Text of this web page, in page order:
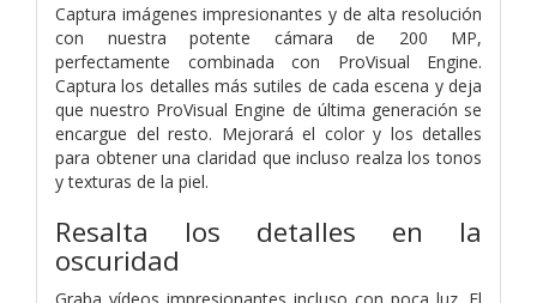
Captura imágenes impresionantes y de alta resolución
con nuestra potente cámara de 200 MP,
perfectamente combinada con ProVisual Engine.
Captura los detalles más sutiles de cada escena y deja
que nuestro ProVisual Engine de última generación se
encargue del resto. Mejorará el color y los detalles
para obtener una claridad que incluso realza los tonos
y texturas de la piel.
Resalta los detalles en la
oscuridad
Graba vídeos impresionantes incluso con poca luz. El